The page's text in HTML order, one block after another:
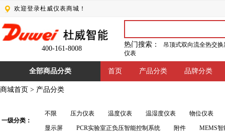
欢迎登录杜威仪表商城！
400-161-8008
热门搜索：
吊顶式双向流全热交
仪表
全部商品分类 首页 产品分类 品牌分类
商城首页 > 产品分类
一级分类：
不限 压力仪表 温度仪表 温湿度仪表 物位仪表
显示屏 PCR实验室正负压智能控制系统 附件 MEMS智